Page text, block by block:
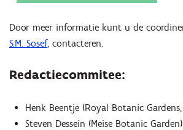
Door meer informatie kunt u de
S.M. Sosef, contacteren.
Redactiecommitee:
Henk Beentje (Royal Botanic
Steven Dessein (Meise Botanic Garden)